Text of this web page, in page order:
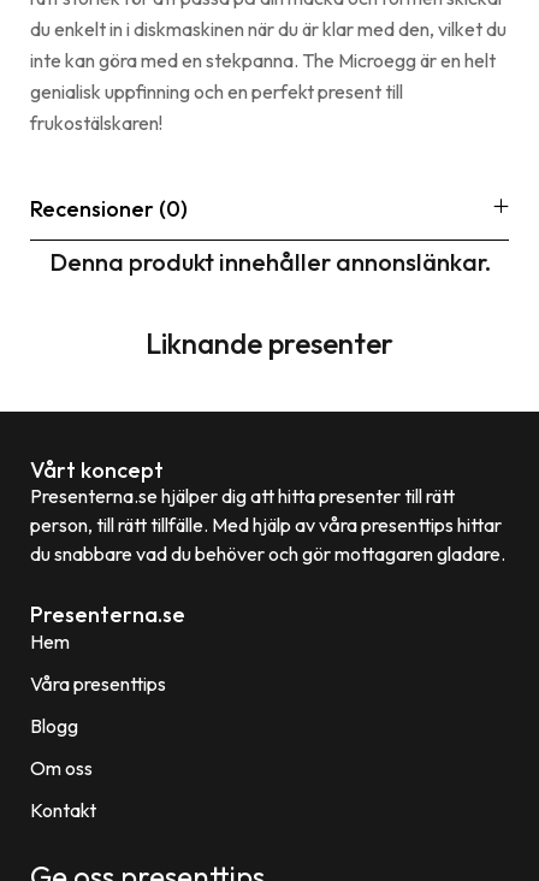
du enkelt in i diskmaskinen när du är klar med den, vilket du
inte kan göra med en stekpanna. The Microegg är en helt
genialisk uppfinning och en perfekt present till
frukostälskaren!
Recensioner (0)
Denna produkt innehåller annonslänkar.
Liknande presenter
Vårt koncept
Presenterna.se hjälper dig att hitta presenter till rätt
person, till rätt tillfälle. Med hjälp av våra presenttips hittar
du snabbare vad du behöver och gör mottagaren gladare.
Presenterna.se
Hem
Våra presenttips
Blogg
Om oss
Kontakt